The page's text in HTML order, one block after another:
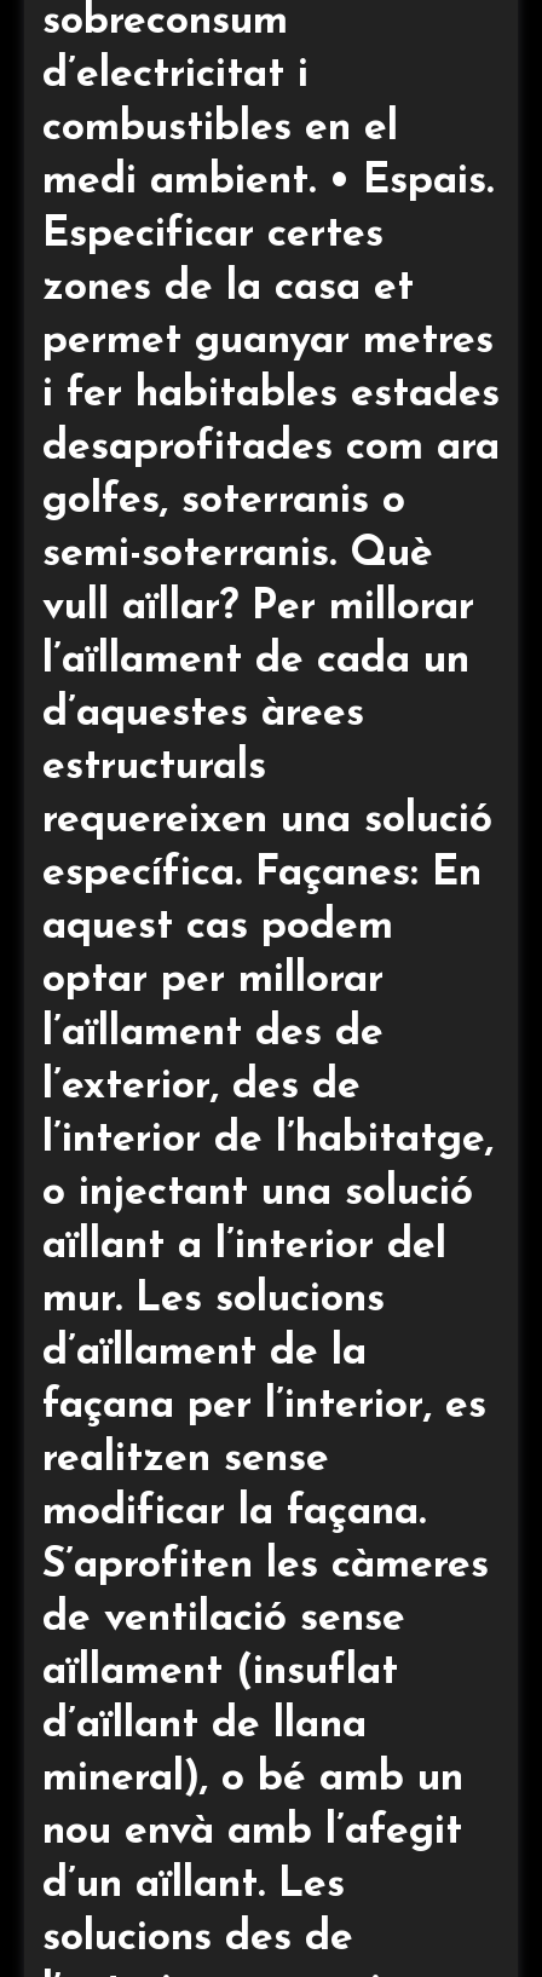
sobreconsum
d’electricitat i
combustibles en el
medi ambient. • Espais.
Especificar certes
zones de la casa et
permet guanyar metres
i fer habitables estades
desaprofitades com ara
golfes, soterranis o
semi-soterranis. Què
vull aïllar? Per millorar
l’aïllament de cada un
d’aquestes àrees
estructurals
requereixen una solució
específica. Façanes: En
aquest cas podem
optar per millorar
l’aïllament des de
l’exterior, des de
l’interior de l’habitatge,
o injectant una solució
aïllant a l’interior del
mur. Les solucions
d’aïllament de la
façana per l’interior, es
realitzen sense
modificar la façana.
S’aprofiten les càmeres
de ventilació sense
aïllament (insuflat
d’aïllant de llana
mineral), o bé amb un
nou envà amb l’afegit
d’un aïllant. Les
solucions des de